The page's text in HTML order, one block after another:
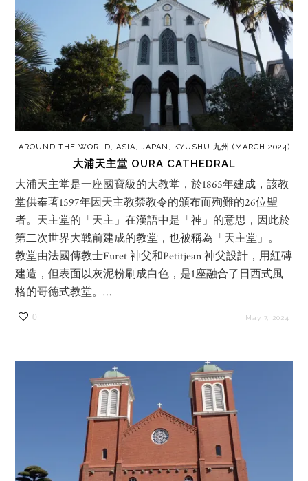
AROUND THE WORLD, ASIA, JAPAN , KYUSHU 九州 (MARCH 2024)
大浦天主堂 OURA CATHEDRAL
大浦天主堂是一座國寶級的大教堂，於1865年建成，該教
堂供奉著1597年因天主教禁教令的頒布而殉難的26位聖
者。天主堂的「天主」在漢語中是「神」的意思，因此於
第二次世界大戰前建成的教堂，也被稱為「天主堂」。
教堂由法國傳教士Furet 神父和Petitjean 神父設計，用紅磚
建造，但表面以灰泥粉刷成白色，是1座融合了日西式風
格的哥德式教堂。…
0 May 7, 2024